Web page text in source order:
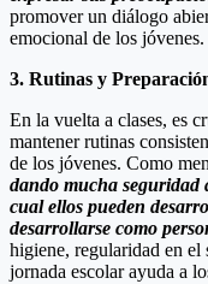
promover un diálogo
emocional de los jóvenes.
3. Rutinas y
En la vuelta a clases, es
mantener rutinas
de los jóvenes. Como
dando mucha seguridad
cual ellos pueden
desarrollarse como
higiene, regularidad en el
jornada escolar ayuda a